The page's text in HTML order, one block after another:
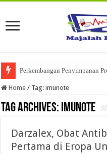
Perkembangan Penyimpanan
Home / Tag:imunote
Tag Archives: imunote
Darzalex, Obat
Pertama di Eropa